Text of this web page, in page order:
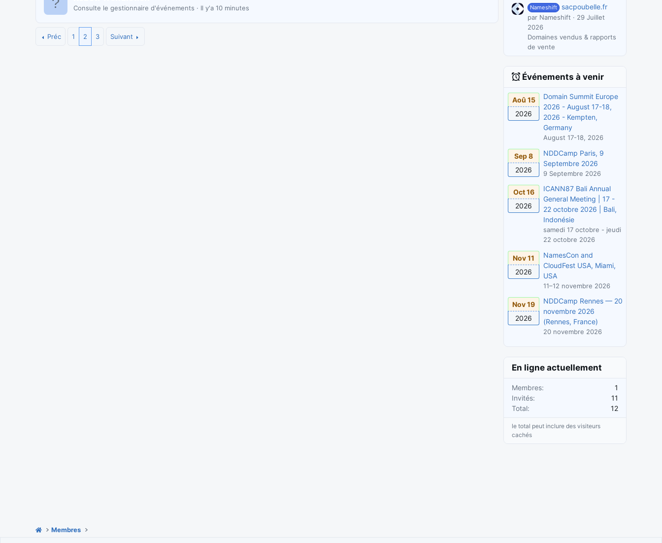
Consulte le gestionnaire d'événements Il y'a 10 minutes
Préc 1 2 3 Suivant
Nameshift sacpoubelle.fr
par Nameshift
29 Juillet
2026
Domaines vendus & rapports
de vente
Événements à venir
Aoû 15
2026
Domain Summit Europe
2026 - August 17-18,
2026 - Kempten,
Germany
August 17-18, 2026
Sep 8
2026
NDDCamp Paris, 9
Septembre 2026
9 Septembre 2026
Oct 16
2026
ICANN87 Bali Annual
General Meeting | 17 -
22 octobre 2026 | Bali,
Indonésie
samedi 17 octobre - jeudi
22 octobre 2026
Nov 11
2026
NamesCon and
CloudFest USA, Miami,
USA
11–12 novembre 2026
Nov 19
2026
NDDCamp Rennes — 20
novembre 2026
(Rennes, France)
20 novembre 2026
En ligne actuellement
Membres
1
Invités
11
Total
12
le total peut inclure des visiteurs
cachés
Membres